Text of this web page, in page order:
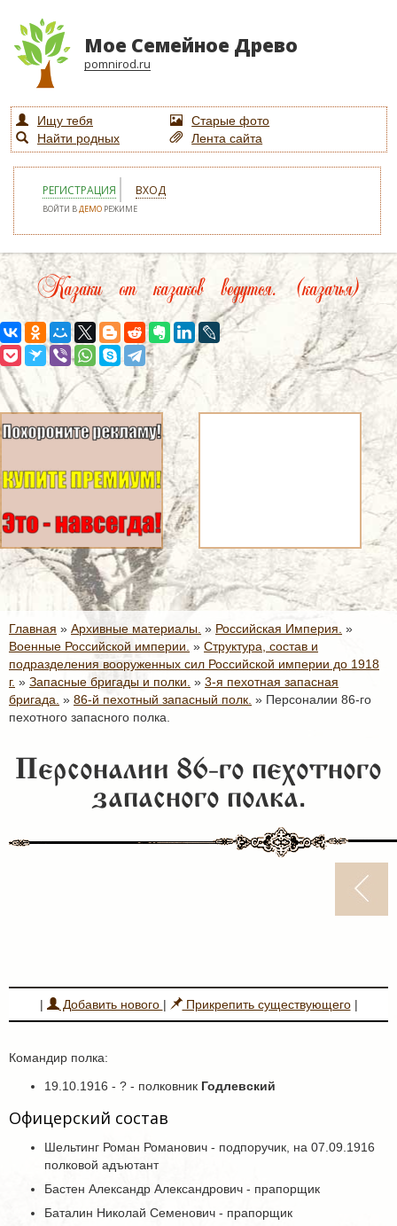
Мое Семейное Древо
pomnirod.ru
Ищу тебя
Старые фото
Найти родных
Лента сайта
РЕГИСТРАЦИЯ ВХОД
ВОЙТИ ВДЕМО РЕЖИМЕ
Казаки от казаков ведутся. (казачья)
Главная » Архивные материалы. » Российская Империя. »
Военные Российской империи. » Структура, состав и
подразделения вооруженных сил Российской империи до 1918
г. » Запасные бригады и полки. » 3-я пехотная запасная
бригада. » 86-й пехотный запасный полк. » Персоналии 86-го
пехотного запасного полка.
Персоналии 86-го пехотного
запасного полка.
| Добавить нового | Прикрепить существующего|
Командир полка:
19.10.1916 - ? - полковник Годлевский
Офицерский состав
Шельтинг Роман Романович - подпоручик, на 07.09.1916
полковой адъютант
Бастен Александр Александрович - прапорщик
Баталин Николай Семенович - прапорщик